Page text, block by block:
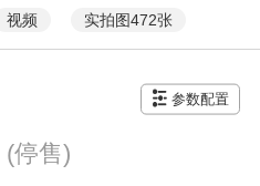
视频 实拍图472张
参数配置
(停售)